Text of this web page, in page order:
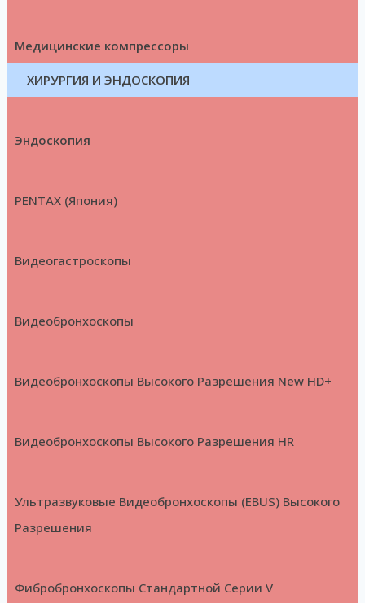
Медицинские компрессоры
ХИРУРГИЯ И ЭНДОСКОПИЯ
Эндоскопия
PENTAX (Япония)
Видеогастроскопы
Видеобронхоскопы
Видеобронхоскопы Высокого Разрешения New HD+
Видеобронхоскопы Высокого Разрешения HR
Ультразвуковые Видеобронхоскопы (EBUS) Высокого
Разрешения
Фибробронхоскопы Стандартной Серии V